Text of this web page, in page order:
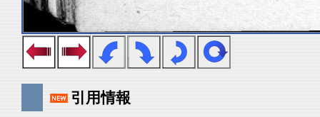
引用情報